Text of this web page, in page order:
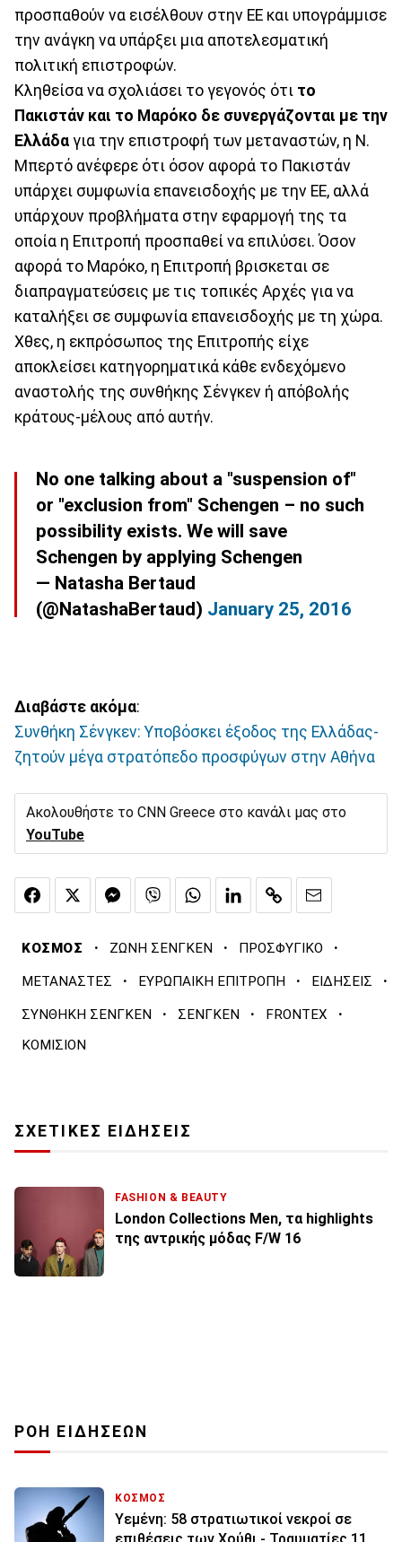
προσπαθούν να εισέλθουν στην ΕΕ και υπογράμμισε
την ανάγκη να υπάρξει μια αποτελεσματική
πολιτική επιστροφών.
Κληθείσα να σχολιάσει το γεγονός ότι το
Πακιστάν και το Μαρόκο δε συνεργάζονται με την
Ελλάδα για την επιστροφή των μεταναστών, η Ν.
Μπερτό ανέφερε ότι όσον αφορά το Πακιστάν
υπάρχει συμφωνία επανεισδοχής με την ΕΕ, αλλά
υπάρχουν προβλήματα στην εφαρμογή της τα
οποία η Επιτροπή προσπαθεί να επιλύσει. Όσον
αφορά το Μαρόκο, η Επιτροπή βρισκεται σε
διαπραγματεύσεις με τις τοπικές Αρχές για να
καταλήξει σε συμφωνία επανεισδοχής με τη χώρα.
Χθες, η εκπρόσωπος της Επιτροπής είχε
αποκλείσει κατηγορηματικά κάθε ενδεχόμενο
αναστολής της συνθήκης Σένγκεν ή απόβολής
κράτους-μέλους από αυτήν.
No one talking about a "suspension of"
or "exclusion from" Schengen – no such
possibility exists. We will save
Schengen by applying Schengen
— Natasha Bertaud
(@NatashaBertaud) January 25, 2016
Διαβάστε ακόμα:
Συνθήκη Σένγκεν: Υποβόσκει έξοδος της Ελλάδας-
ζητούν μέγα στρατόπεδο προσφύγων στην Αθήνα
Ακολουθήστε το CNN Greece στο κανάλι μας στο
YouTube
ΚΟΣΜΟΣ · ΖΩΝΗ ΣΕΝΓΚΕΝ · ΠΡΟΣΦΥΓΙΚΟ ·
ΜΕΤΑΝΑΣΤΕΣ · ΕΥΡΩΠΑΙΚΗ ΕΠΙΤΡΟΠΗ · ΕΙΔΗΣΕΙΣ ·
ΣΥΝΘΗΚΗ ΣΕΝΓΚΕΝ · ΣΕΝΓΚΕΝ · FRONTEX ·
ΚΟΜΙΣΙΟΝ
ΣΧΕΤΙΚΕΣ ΕΙΔΗΣΕΙΣ
FASHION & BEAUTY
London Collections Men, τα highlights
της αντρικής μόδας F/W 16
ΡΟΗ ΕΙΔΗΣΕΩΝ
ΚΟΣΜΟΣ
Υεμένη: 58 στρατιωτικοί νεκροί σε